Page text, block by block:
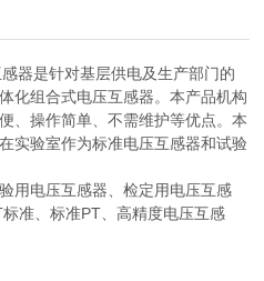
器是针对基层供电及生产部门的
化组合式电压互感器。本产品机构
、操作简单、不需维护等优点。本
实验室作为标准电压互感器和试验
用电压互感器、检定用电压互感
准、标准PT、高精度电压互感